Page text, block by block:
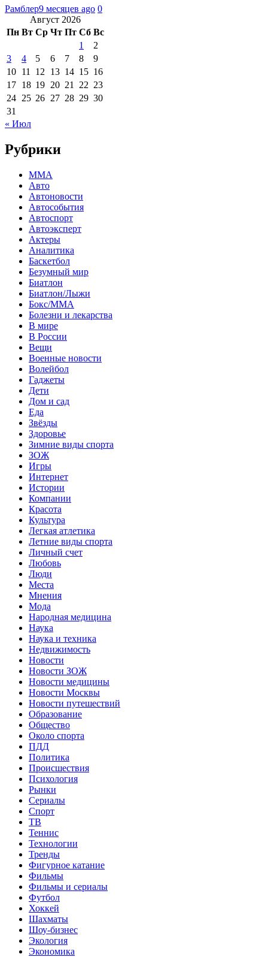
Рамблер9 месяцев ago 0
Август 2026
Пн Вт Ср Чт Пт Сб Вс
1
2
3
4 5 6 7 8
9
10 11 12 13 14 15 16
17 18 19 20 21 22 23
24 25 26 27 28 29 30
31
« Июл
Рубрики
MMA
Авто
Автоновости
Автособытия
Автоспорт
Автоэксперт
Актеры
Аналитика
Баскетбол
Безумный мир
Биатлон
Биатлон/Лыжи
Бокс/MMA
Болезни и лекарства
В мире
В России
Вещи
Военные новости
Волейбол
Гаджеты
Дети
Дом и сад
Еда
Звёзды
Здоровье
Зимние виды спорта
ЗОЖ
Игры
Интернет
Истории
Компании
Красота
Культура
Легкая атлетика
Летние виды спорта
Личный счет
Любовь
Люди
Места
Мнения
Мода
Народная медицина
Наука
Наука и техника
Недвижимость
Новости
Новости ЗОЖ
Новости медицины
Новости Москвы
Новости путешествий
Образование
Общество
Около спорта
ПДД
Политика
Происшествия
Психология
Рынки
Сериалы
Спорт
ТВ
Теннис
Технологии
Тренды
Фигурное катание
Фильмы
Фильмы и сериалы
Футбол
Хоккей
Шахматы
Шоу-бизнес
Экология
Экономика